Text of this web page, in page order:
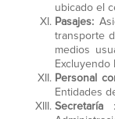
ubicado el
Pasajes:
transporte
medios
Personal
Entidades
Secretaría :